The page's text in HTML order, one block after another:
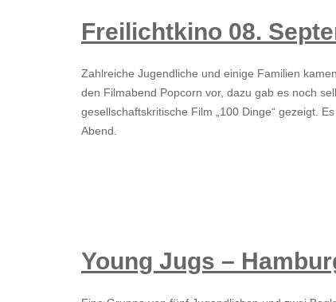
Freilichtkino 08.
Zahlreiche Jugendliche und einige Familien
den Filmabend Popcorn vor, dazu gab es noch
gesellschaftskritische Film „100 Dinge“ gezeigt.
Abend.
Young Jugs –